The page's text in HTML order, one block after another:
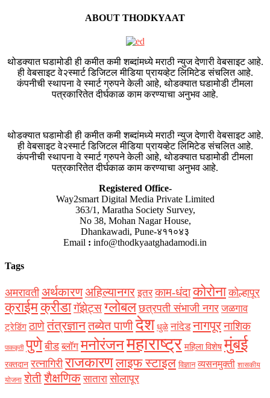
ABOUT THODKYAAT
थोडक्यात घडामोडी ही कमीत कमी शब्दांमध्ये मराठी न्युज देणारी वेबसाइट आहे.
ही वेबसाइट वे२स्मार्ट डिजिटल मीडिया प्रायव्हेट लिमिटेड संचलित आहे.
कंपनीची स्थापना वे स्मार्ट ग्रुपने केली आहे, थोडक्यात घडामोडी टीमला
पत्रकारितेत दीर्घकाळ काम करण्याचा अनुभव आहे.
थोडक्यात घडामोडी ही कमीत कमी शब्दांमध्ये मराठी न्युज देणारी वेबसाइट आहे.
ही वेबसाइट वे२स्मार्ट डिजिटल मीडिया प्रायव्हेट लिमिटेड संचलित आहे.
कंपनीची स्थापना वे स्मार्ट ग्रुपने केली आहे, थोडक्यात घडामोडी टीमला
पत्रकारितेत दीर्घकाळ काम करण्याचा अनुभव आहे.
Registered Office-
Way2smart Digital Media Private Limited
363/1, Maratha Society Survey,
No 38, Mohan Nagar House,
Dhankawadi, Pune-४११०४३
Email : info@thodkyaatghadamodi.in
Tags
अमरावती अर्थकारणअहिल्यानगर इतर काम-धंदाकोरोना कोल्हापूर
क्राईमक्रीडागॅझेट्सग्लोबल छत्रपती संभाजी नगर जळगाव
ट्रेडिंग ठाणेतंत्रज्ञानतब्येत पाणीदेश धुळे नांदेड नागपूरनाशिक
पाककृती पुणे बीड ब्लॉग मनोरंजनमहाराष्ट्र महिला विशेष मुंबई
रक्‍तदान रत्नागिरी राजकारणलाइफ स्टाइल विज्ञान व्यसनमुक्ती शासकीय
योजना शेतीशैक्षणिक सातारा सोलापूर